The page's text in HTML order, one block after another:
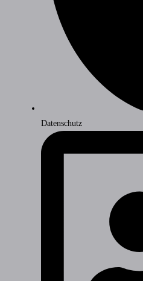
Datenschutz